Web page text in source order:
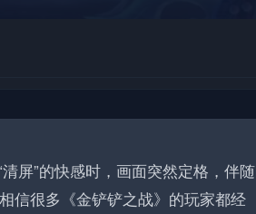
屏”的快感时，画面突然定格，伴随
信很多《金铲铲之战》的玩家都经